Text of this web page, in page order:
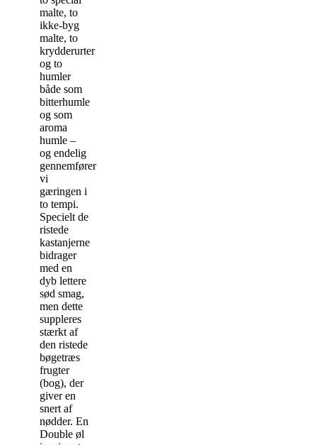
malte, to
ikke-byg
malte, to
krydderurter
og to
humler
både som
bitterhumle
og som
aroma
humle –
og endelig
gennemfører
vi
gæringen i
to tempi.
Specielt de
ristede
kastanjerne
bidrager
med en
dyb lettere
sød smag,
men dette
suppleres
stærkt af
den ristede
bøgetræs
frugter
(bog), der
giver en
snert af
nødder. En
Double øl